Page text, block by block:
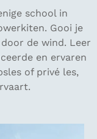
school in
Gooi je
de wind. Leer
en ervaren
of privé les,